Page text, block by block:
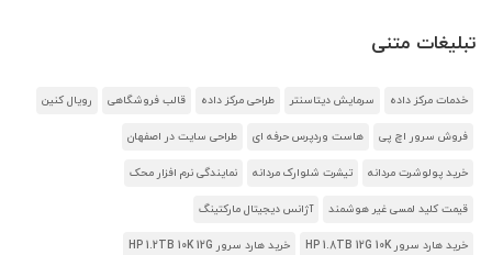
تبلیغات متنی
خدمات مرکز داده سرمایش دیتاسنتر طراحی مرکز داده قالب فروشگاهی رویال کنین
فروش سرور اچ پی هاست وردپرس حرفه ای طراحی سایت در اصفهان
خرید پولوشرت مردانه تیشرت شلوارک مردانه نمایندگی نرم افزار محک
قیمت کلید لمسی غیر هوشمند آژانس دیجیتال مارکتینگ
خرید هارد سرور HP 1.8TB 12G 10K خرید هارد سرور HP 1.2TB 10K 12G